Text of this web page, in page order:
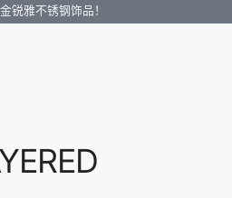
锐雅不锈钢饰品！